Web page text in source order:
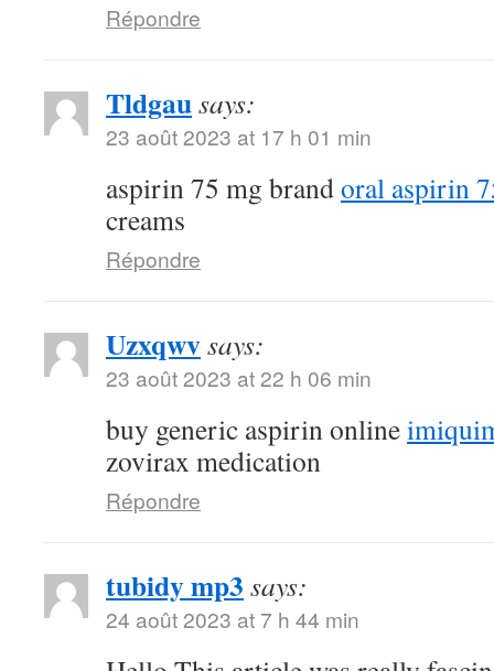
Répondre
Tldgausays:
23 août 2023 at 17 h 01 min
aspirin 75 mg brandoral aspirin
creams
Répondre
Uzxqwvsays:
23 août 2023 at 22 h 06 min
buy generic aspirin online
zovirax medication
Répondre
tubidy mp3 says:
24 août 2023 at 7 h 44 min